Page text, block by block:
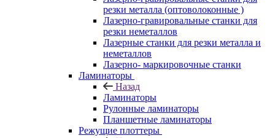
резки металла (оптоволоконные )
Лазерно-гравировальные станки для
резки неметаллов
Лазерные станки для резки металла и
неметаллов
Лазерно- маркировочные станки
Ламинаторы
Назад
Ламинаторы
Рулонные ламинаторы
Планшетные ламинаторы
Режущие плоттеры